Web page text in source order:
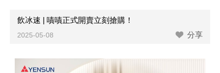
飲冰速 | 嘖嘖正式開賣立刻搶購！
2025-05-08 分享